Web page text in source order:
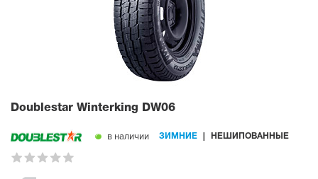
Doublestar Winterking DW06
в наличии ЗИМНИЕ НЕШИПОВАННЫЕ